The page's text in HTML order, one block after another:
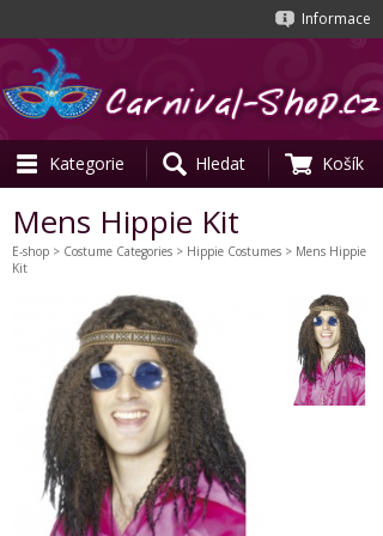
Informace
Kategorie Hledat Košík
Mens Hippie Kit
E-shop > Costume Categories > Hippie Costumes > Mens Hippie
Kit